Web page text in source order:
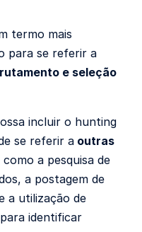
termo mais
para se referir a
e seleção
incluir o hunting
se referir a outras
como a pesquisa de
a postagem de
a utilização de
identificar